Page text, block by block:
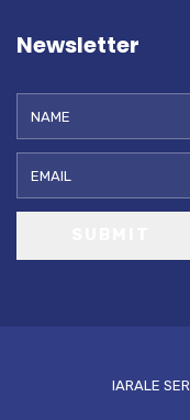
Newsletter
IARALE